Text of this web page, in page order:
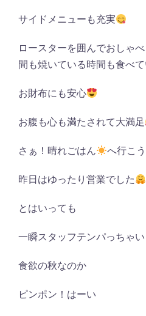
サイドメニューも充実
ロースターを囲んでおしゃ
間も焼いている時間も食べ
お財布にも安心
お腹も心も満たされて大満足
さぁ！晴れごはん へ行こう
昨日はゆったり営業でした
とはいっても
一瞬スタッフテンパっちゃ
食欲の秋なのか
ピンポン！はーい